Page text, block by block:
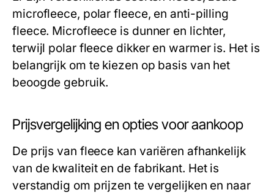
microfleece, polar fleece, en anti-pilling
fleece. Microfleece is dunner en lichter,
terwijl polar fleece dikker en warmer is. Het is
belangrijk om te kiezen op basis van het
beoogde gebruik.
Prijsvergelijking en opties voor aankoop
De prijs van fleece kan variëren afhankelijk
van de kwaliteit en de fabrikant. Het is
verstandig om prijzen te vergelijken en naar